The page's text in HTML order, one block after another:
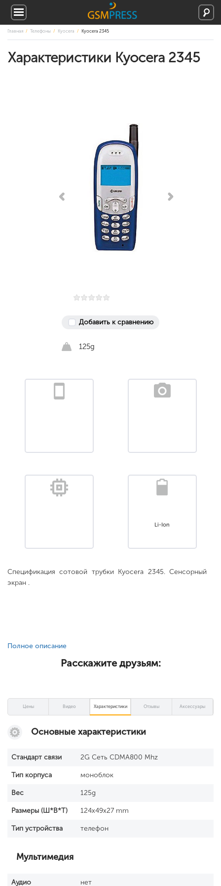
Главная Телефоны Kyocera Kyocera 2345
Характеристики Kyocera 2345
Добавить к сравнению
125g
Li-Ion
Спецификация сотовой трубки Kyocera 2345. Сенсорный
экран .
Полное описание
Расскажите друзьям:
Цены Видео Характеристики Отзывы Аксессуары
Основные характеристики
Стандарт связи 2G Сеть CDMA800 Mhz
Тип корпуса моноблок
Вес 125g
Размеры (Ш*В*Т) 124x49x27 mm
Тип устройства телефон
Мультимедия
Аудио нет